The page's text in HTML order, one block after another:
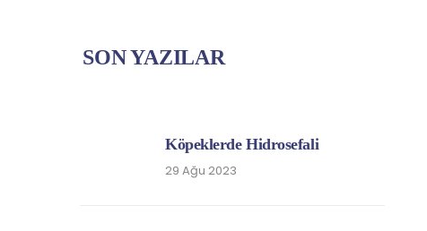
SON YAZILAR
Köpeklerde Hidrosefali
29 Ağu 2023